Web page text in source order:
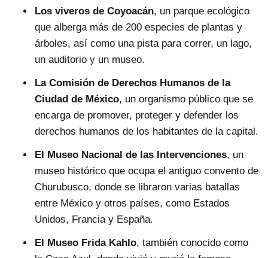
Los viveros de Coyoacán, un parque ecológico
que alberga más de 200 especies de plantas y
árboles, así como una pista para correr, un lago,
un auditorio y un museo.
La Comisión de Derechos Humanos de la
Ciudad de México, un organismo público que se
encarga de promover, proteger y defender los
derechos humanos de los habitantes de la capital.
El Museo Nacional de las Intervenciones, un
museo histórico que ocupa el antiguo convento de
Churubusco, donde se libraron varias batallas
entre México y otros países, como Estados
Unidos, Francia y España.
El Museo Frida Kahlo, también conocido como